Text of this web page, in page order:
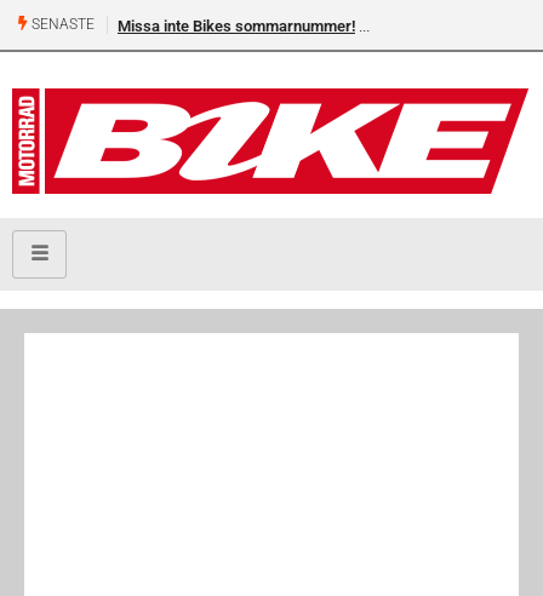
SENASTE Missa inte Bikes sommarnummer!